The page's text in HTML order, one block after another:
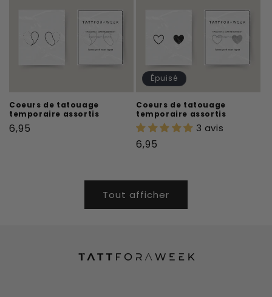
Coeurs de tatouage
temporaire assortis
Prix
6,95
Épuisé
Coeurs de tatouage
temporaire assortis
3 avis
Prix
6,95
Tout afficher